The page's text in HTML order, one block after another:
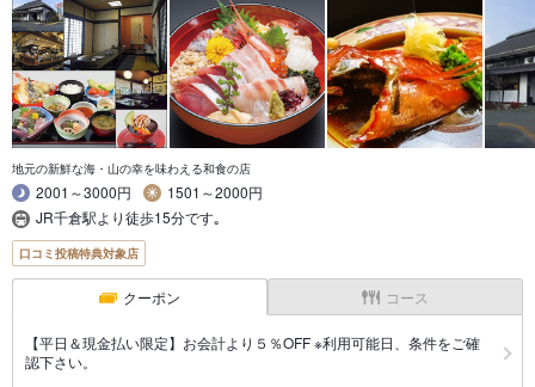
地元の新鮮な海・山の幸を味わえる和食の店
2001～3000円
1501～2000円
JR千倉駅より徒歩15分です｡
口コミ投稿特典対象店
クーポン コース
【平日＆現金払い限定】お会計より５％OFF ※利用可能日、条件をご確
認下さい。